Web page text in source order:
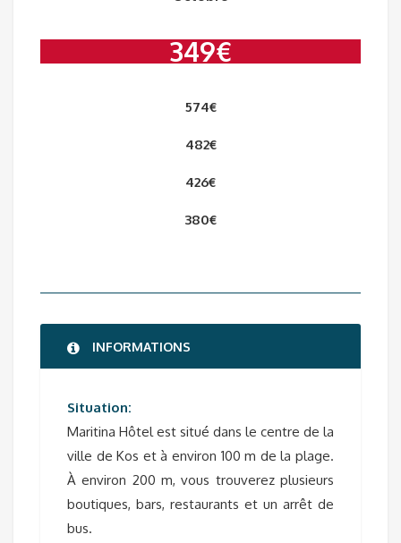
349€
574€
482€
426€
380€
INFORMATIONS
Situation:
Maritina Hôtel est situé dans le centre de la
ville de Kos et à environ 100 m de la plage.
À environ 200 m, vous trouverez plusieurs
boutiques, bars, restaurants et un arrêt de
bus.